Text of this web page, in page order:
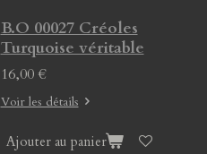
B.O 00027 Créoles
Turquoise véritable
16,00 €
Voir les détails
Ajouter au panier